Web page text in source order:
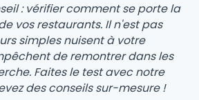
: vérifier comment se porte la
vos restaurants. Il n'est pas
simples nuisent à votre
de remontrer dans les
Faites le test avec notre
des conseils sur-mesure !